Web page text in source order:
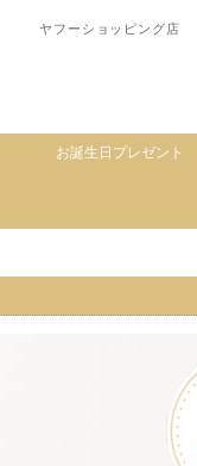
ヤフーショッピング店
お誕生日プレゼント